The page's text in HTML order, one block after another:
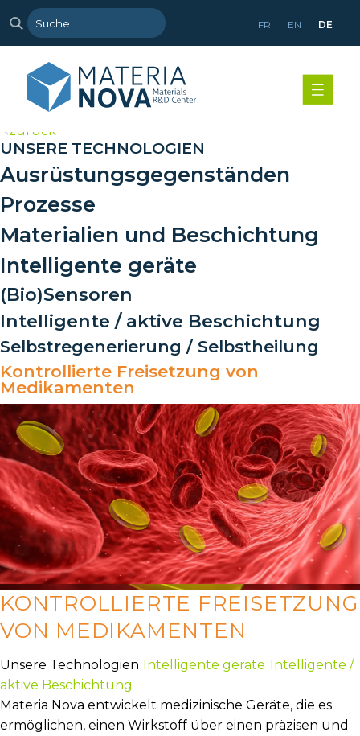
FR EN DE
zurück
UNSERE TECHNOLOGIEN
Ausrüstungsgegenständen
Prozesse
Materialien und Beschichtung
Intelligente geräte
(Bio)Sensoren
Intelligente / aktive Beschichtung
Selbstregenerierung / Selbstheilung
Kontrollierte Freisetzung von
Medikamenten
KONTROLLIERTE FREISETZUNG
VON MEDIKAMENTEN
Unsere Technologien Intelligente geräte Intelligente /
aktive Beschichtung
Materia Nova entwickelt medizinische Geräte, die es
ermöglichen, einen Wirkstoff über einen präzisen und